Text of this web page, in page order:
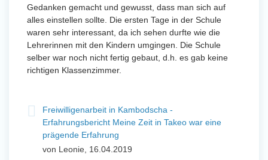
Gedanken gemacht und gewusst, dass man sich auf
alles einstellen sollte. Die ersten Tage in der Schule
waren sehr interessant, da ich sehen durfte wie die
Lehrerinnen mit den Kindern umgingen. Die Schule
selber war noch nicht fertig gebaut, d.h. es gab keine
richtigen Klassenzimmer.
Freiwilligenarbeit in Kambodscha -
Erfahrungsbericht Meine Zeit in Takeo war eine
prägende Erfahrung
von Leonie, 16.04.2019